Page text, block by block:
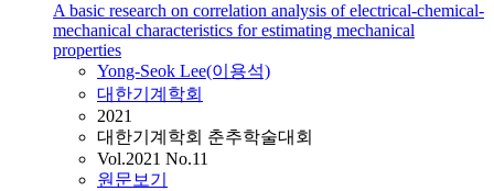
A basic research on correlation analysis of electrical-chemical-
mechanical characteristics for estimating mechanical
properties
Yong-Seok Lee(이용석)
대한기계학회
2021
대한기계학회 춘추학술대회
Vol.2021 No.11
원문보기